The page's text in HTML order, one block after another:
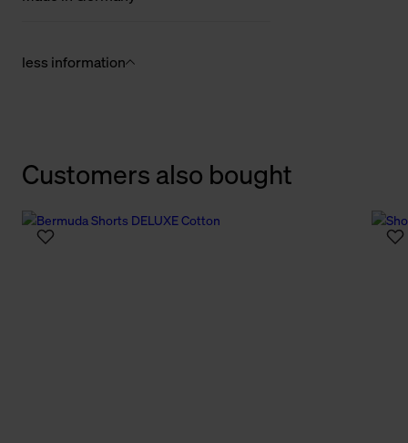
less information
Customers also bought